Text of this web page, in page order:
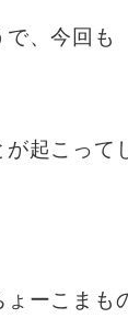
、今回
起こって
ーこま